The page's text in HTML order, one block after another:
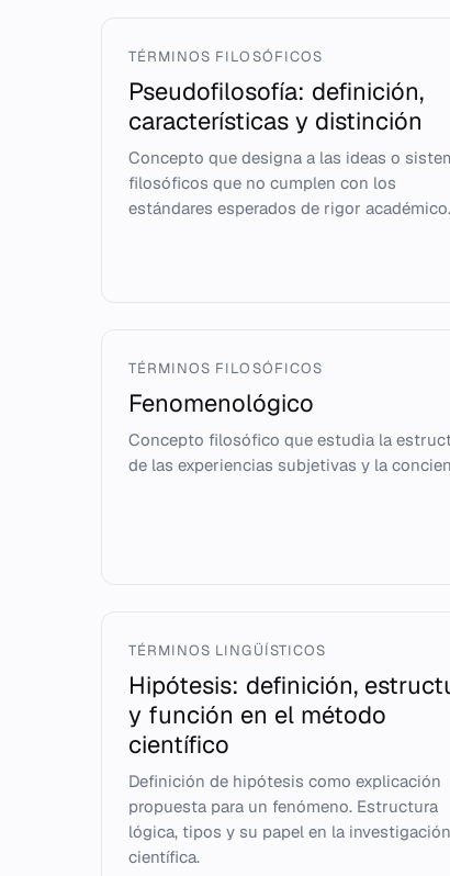
TÉRMINOS FILOSÓFICOS
Pseudofilosofía: definición,
características y distinción
Concepto que designa a las ideas o
filosóficos que no cumplen con los
estándares esperados de rigor académico.
TÉRMINOS FILOSÓFICOS
Fenomenológico
Concepto filosófico que estudia la
de las experiencias subjetivas y la
TÉRMINOS LINGÜÍSTICOS
Hipótesis: definición,
y función en el método
científico
Definición de hipótesis como explicación
propuesta para un fenómeno. Estructura
lógica, tipos y su papel en la investigación
científica.